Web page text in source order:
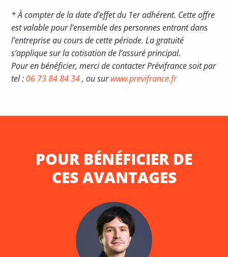
* À compter de la date d’effet du 1er adhérent. Cette offre
est valable pour l’ensemble des personnes entrant dans
l’entreprise au cours de cette période. La gratuité
s’applique sur la cotisation de l’assuré principal.
Pour en bénéficier, merci de contacter Prévifrance soit par
tel : 06 73 84 84 34, ou surwww.previfrance.fr
POUR BÉNÉFICIER DE
CES AVANTAGES